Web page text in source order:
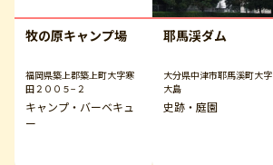
牧の原キャンプ場
福岡県築上郡築上町大字寒
田２００５−２
キャンプ・バーベキュ
ー
耶馬渓ダム
大分県中津市耶馬溪町大字
大島
史跡・庭園